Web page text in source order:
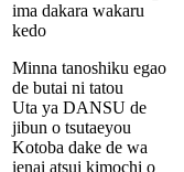
ima dakara wakaru
kedo
Minna tanoshiku egao
de butai ni tatou
Uta ya DANSU de
jibun o tsutaeyou
Kotoba dake de wa
ienai atsui kimochi o